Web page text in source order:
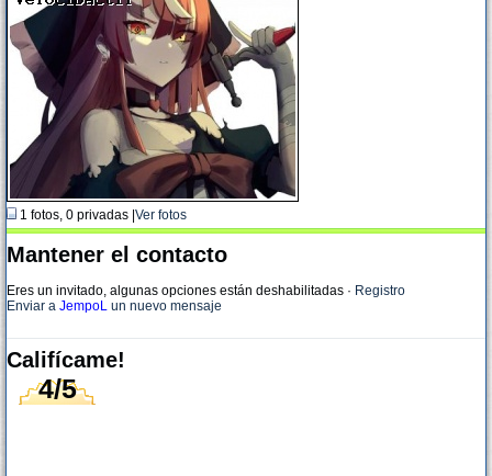
1 fotos, 0 privadas | Ver fotos
Mantener el contacto
Eres un invitado, algunas opciones están deshabilitadas · Registro
Enviar a JempoL un nuevo mensaje
Califícame!
4/5